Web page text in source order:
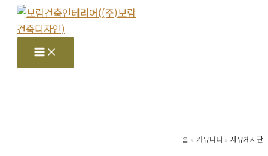
Main
Menu
홈 커뮤니티 자유게시판